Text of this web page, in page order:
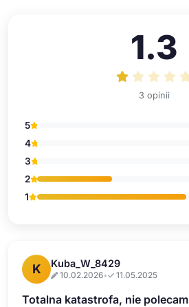
1.3
3 opinii
5
4
3
2
1
K Kuba_W_8429
10.02.2026• 11.05.2025
Totalna katastrofa, nie polecam